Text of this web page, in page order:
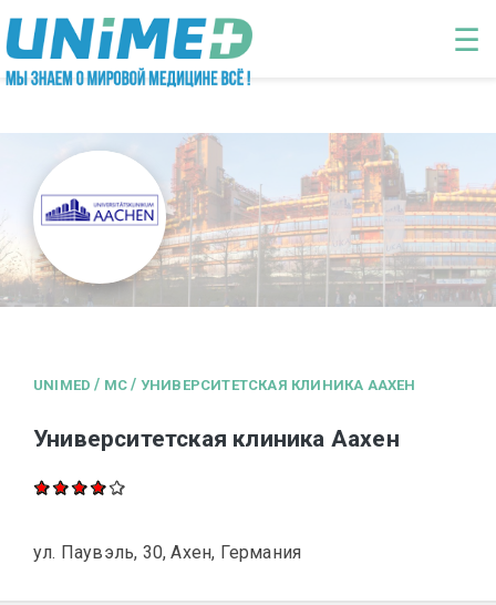
Перейти к основному содержанию
☰
UNIMED / MC / УНИВЕРСИТЕТСКАЯ КЛИНИКА ААХЕН
Университетская клиника Аахен
ул. Паувэль, 30, Ахен, Германия